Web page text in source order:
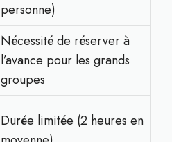
personne)
Nécessité de réserver à
l’avance pour les grands
groupes
Durée limitée (2 heures en